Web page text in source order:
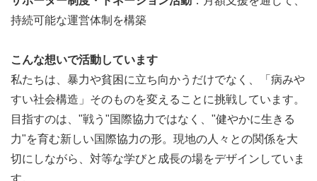
げ、情報伝達型の学びでは得ることのできない、地面に足
にしています。
「夢中をつくる海外ボランティア」
何かに夢中になっている、没入している状態とは、「貧困
とは何か」あるいは「豊かさとは何か」という議論に通じ
ています。「豊かさが何かという客観的な指標は存在しな
持続可能な運営体制を構築
こんな想いで活動しています
私たちは、暴力や貧困に立ち向かうだけでなく、「病みや
すい社会構造」そのものを変えることに挑戦しています。
目指すのは、"戦う"国際協力ではなく、"健やかに生きる
力"を育む新しい国際協力の形。現地の人々との関係を大
切にしながら、対等な学びと成長の場をデザインしていま
す。